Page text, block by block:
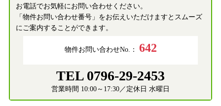
お電話でお気軽にお問い合わせください。
「物件お問い合わせ番号」をお伝えいただけますとスムーズ
にご案内することができます。
物件お問い合わせNo.： 642
TEL 0796-29-2453
営業時間 10:00～17:30／定休日 水曜日